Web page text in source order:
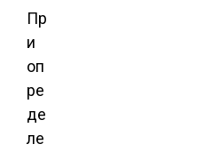
Пр
и
оп
ре
де
ле